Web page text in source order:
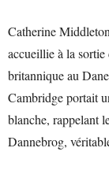
Catherine
accueillie à la sortie
britannique au
Cambridge portait
blanche, rappelant
Dannebrog,